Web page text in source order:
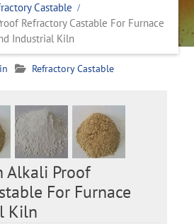
Castable
Refractory Castable For Furnace
Industrial Kiln
Refractory Castable
Alkali Proof
For Furnace
Kiln